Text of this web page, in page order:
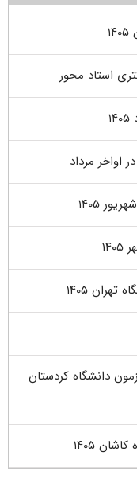
استاد محور
۱۴۰۵
۱۴۰۵
دانشگاه کردستان
۱۴۰۵